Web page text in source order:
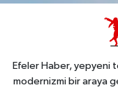
Efeler Haber, yepyeni
modernizmi bir araya